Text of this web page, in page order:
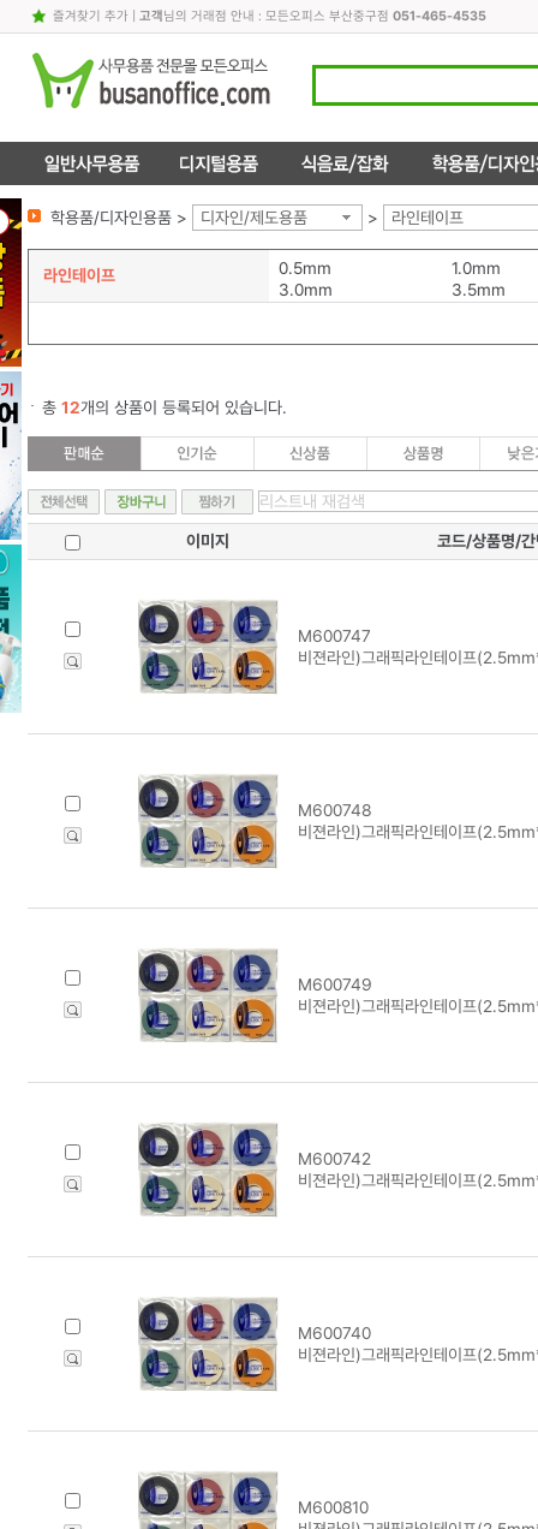
즐겨찾기 추가| 고객님의 거래점 안내 : 모든오피스 부산중구점 051-465-4535
학용품/디자인용품 > 디자인/제도용품 > 라인테이프
라인테이프 0.5mm
1.0mm
3.0mm
3.5mm
총 12개의 상품이 등록되어 있습니다.
이미지 코드/상품명/간
M600747
비젼라인)그래픽라인테이프
M600748
비젼라인)그래픽라인테이프
M600749
비젼라인)그래픽라인테이프
M600742
비젼라인)그래픽라인테이프
M600740
비젼라인)그래픽라인테이프
M600810